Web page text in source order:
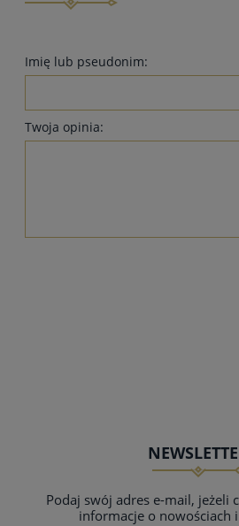
Imię lub pseudonim:
Twoja opinia:
Podaj swój adres e-mail, jeżeli
informacje o nowościach